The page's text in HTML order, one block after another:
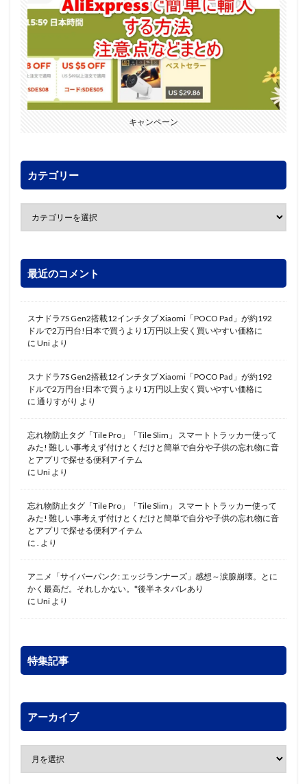
キャンペーン
カテゴリー
最近のコメント
スナドラ7S Gen2搭載12インチタブ Xiaomi「POCO Pad」が約192
ドルで2万円台!日本で買うより1万円以上安く買いやすい価格に
に Uni より
スナドラ7S Gen2搭載12インチタブ Xiaomi「POCO Pad」が約192
ドルで2万円台!日本で買うより1万円以上安く買いやすい価格に
に 通りすがり より
忘れ物防止タグ「Tile Pro」「Tile Slim」 スマートトラッカー使って
みた! 難しい事考えず付けとくだけと簡単で自分や子供の忘れ物に音
とアプリで探せる便利アイテム
に Uni より
忘れ物防止タグ「Tile Pro」「Tile Slim」 スマートトラッカー使って
みた! 難しい事考えず付けとくだけと簡単で自分や子供の忘れ物に音
とアプリで探せる便利アイテム
に
より
アニメ「サイバーパンク: エッジランナーズ」感想～涙腺崩壊。とに
かく最高だ。それしかない。*後半ネタバレあり
に Uni より
特集記事
アーカイブ